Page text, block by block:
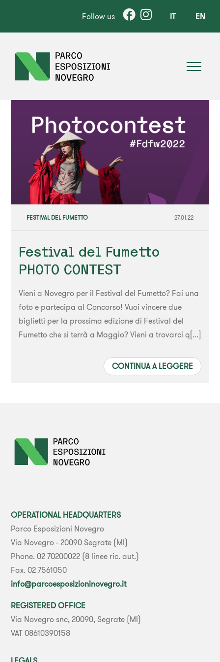
Follow us IT EN
FESTIVAL DEL FUMETTO 27.01.22
Festival del Fumetto
PHOTO CONTEST
Vieni a Novegro per il Festival del Fumetto? Fai una
foto e partecipa al Concorso! Vuoi vincere due
biglietti per la prossima edizione di Festival del
Fumetto che si terrà a Maggio? Vieni a trovarci q[...]
CONTINUA A LEGGERE
OPERATIONAL HEADQUARTERS
Parco Esposizioni Novegro
Via Novegro - 20090 Segrate (MI)
Phone. 02 70200022 (8 linee ric. aut.)
Fax. 02 7561050
info@parcoesposizioninovegro.it
REGISTERED OFFICE
Via Novegro snc, 20090, Segrate (MI)
VAT 08610390158